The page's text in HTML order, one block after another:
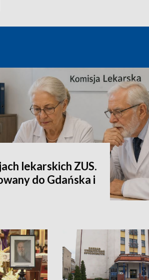
lekarskich ZUS.
do Gdańska i